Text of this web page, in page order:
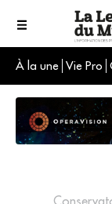
À la une Vie Pro